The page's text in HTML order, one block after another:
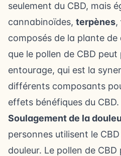
seulement du CBD, mais
cannabinoïdes, terpènes,
composés de la plante
que le pollen de CBD
entourage, qui est la
différents composants
effets bénéfiques du CBD.
Soulagement de la
personnes utilisent le
douleur. Le pollen de